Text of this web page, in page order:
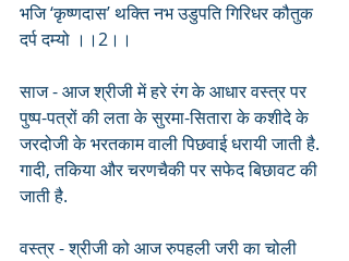
भजि ‘कृष्णदास’ थक्ति नभ उडुपति गिरिधर कौतुक
दर्प दम्यो ।।2।।
साज - आज श्रीजी में हरे रंग के आधार वस्त्र पर
पुष्प-पत्रों की लता के सुरमा-सितारा के कशीदे के
जरदोजी के भरतकाम वाली पिछवाई धरायी जाती है.
गादी, तकिया और चरणचैकी पर सफेद बिछावट की
जाती है.
वस्त्र - श्रीजी को आज रुपहली जरी का चोली